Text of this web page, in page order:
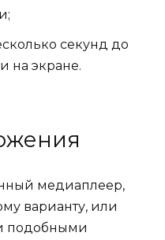
секунд до
на экране.
медиаплеер,
варианту, или
подобными